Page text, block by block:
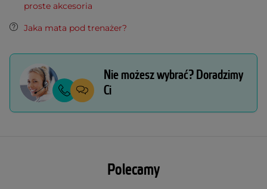
proste akcesoria
Jaka mata pod trenażer?
Nie możesz wybrać? Doradzimy
Ci
Polecamy